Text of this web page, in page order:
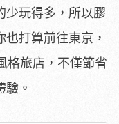
少玩得多，所以膠
打算前往東京，
格旅店，不僅節省
。